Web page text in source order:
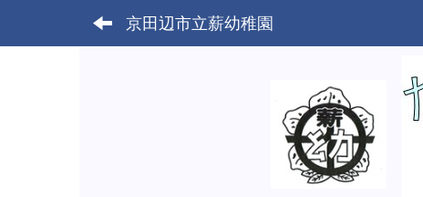
京田辺市立薪幼稚園